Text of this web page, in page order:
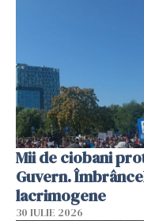
Mii de ciobani
Guvern.
lacrimogene
30 IULIE 2026